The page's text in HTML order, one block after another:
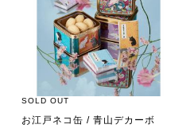
SOLD OUT
お江戸ネコ缶 / 青山デカーボ